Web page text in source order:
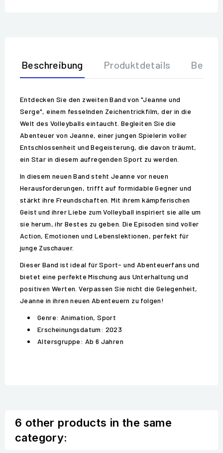
Beschreibung Produktdetails
Entdecken Sie den zweiten Band von "Jeanne und
Serge", einem fesselnden Zeichentrickfilm, der in die
Welt des Volleyballs eintaucht. Begleiten Sie die
Abenteuer von Jeanne, einer jungen Spielerin voller
Entschlossenheit und Begeisterung, die davon träumt,
ein Star in diesem aufregenden Sport zu werden.
In diesem neuen Band steht Jeanne vor neuen
Herausforderungen, trifft auf formidable Gegner und
stärkt ihre Freundschaften. Mit ihrem kämpferischen
Geist und ihrer Liebe zum Volleyball inspiriert sie alle um
sie herum, ihr Bestes zu geben. Die Episoden sind voller
Action, Emotionen und Lebenslektionen, perfekt für
junge Zuschauer.
Dieser Band ist ideal für Sport- und Abenteuerfans und
bietet eine perfekte Mischung aus Unterhaltung und
positiven Werten. Verpassen Sie nicht die Gelegenheit,
Jeanne in ihren neuen Abenteuern zu folgen!
Genre: Animation, Sport
Erscheinungsdatum: 2023
Altersgruppe: Ab 6 Jahren
6 other products in the same
category: